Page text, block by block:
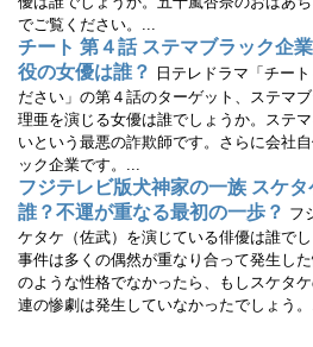
でご覧ください。...
チート 第４話 ステマブラック企
役の女優は誰？ 日テレドラマ「チー
ださい」の第４話のターゲット、ステマ
理亜を演じる女優は誰でしょうか。ステ
いという最悪の詐欺師です。さらに会社
ック企業です。...
フジテレビ版犬神家の一族 スケ
誰？不運が重なる最初の一歩？ フ
ケタケ（佐武）を演じている俳優は誰で
事件は多くの偶然が重なり合って発生し
のような性格でなかったら、もしスケタ
連の惨劇は発生していなかったでしょう。